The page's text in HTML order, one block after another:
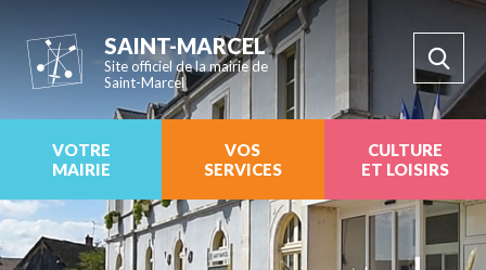
SAINT-MARCEL
Site officiel de la mairie de
Saint-Marcel
VOTRE
MAIRIE
VOS
SERVICES
CULTURE
ET LOISIRS